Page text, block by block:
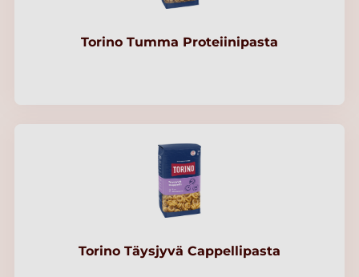
Torino Tumma Proteiinipasta
Torino Täysjyvä Cappellipasta